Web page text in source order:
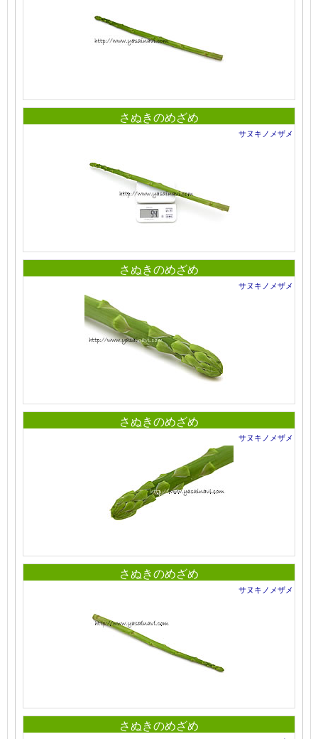
さぬきのめざめ
サヌキノメザメ
さぬきのめざめ
サヌキノメザメ
さぬきのめざめ
サヌキノメザメ
さぬきのめざめ
サヌキノメザメ
さぬきのめざめ